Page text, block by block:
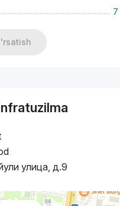
7
улица, д.9